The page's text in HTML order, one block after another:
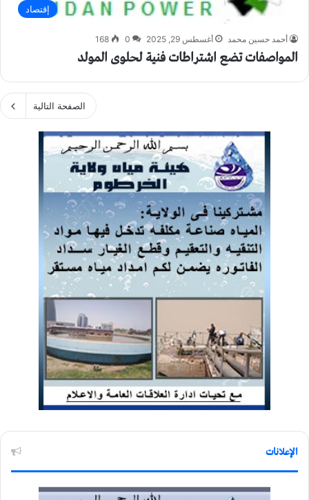
إقتصاد
أحمد حسين محمد أغسطس 29, 2025 0
168
المواصفات تضع اشتراطات فنية لحلوى المولد
الصفحة التالية
الإعلانات